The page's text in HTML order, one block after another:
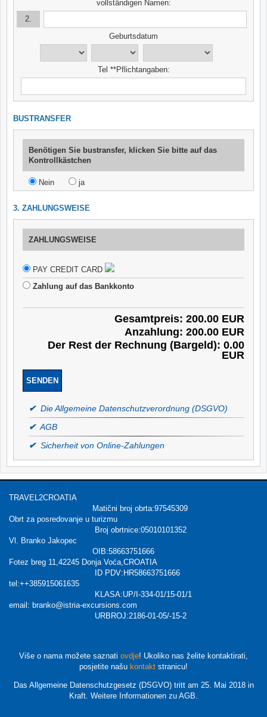
vollständigen Namen:
2.
Geburtsdatum
Tel **Pflichtangaben:
BUSTRANSFER
Benötigen Sie bustransfer, klicken Sie bitte auf das
Kontrollkästchen
Nein ja
3. ZAHLUNGSWEISE
ZAHLUNGSWEISE
PAY CREDIT CARD
Zahlung auf das Bankkonto
Gesamtpreis: 200.00 EUR
Anzahlung: 200.00 EUR
Der Rest der Rechnung (Bargeld): 0.00
EUR
✔ Die Allgemeine Datenschutzverordnung (DSGVO)
✔ AGB
✔ Sicherheit von Online-Zahlungen
TRAVEL2CROATIA
Matični broj obrta:97545309
Obrt za posredovanje u turizmu
Broj obrtnice:05010101352
Vl. Branko Jakopec
OIB:58663751666
Fotez breg 11,42245 Donja Voća,CROATIA
ID PDV:HR58663751666
tel:++385915061635
KLASA:UP/I-334-01/15-01/1
email: branko@istria-excursions.com
URBROJ:2186-01-05/-15-2
Više o nama možete saznati ovdje! Ukoliko nas želite kontaktirati,
posjetite našu kontakt stranicu!
Das Allgemeine Datenschutzgesetz (DSGVO) tritt am 25. Mai 2018 in
Kraft. Weitere Informationen zu AGB.